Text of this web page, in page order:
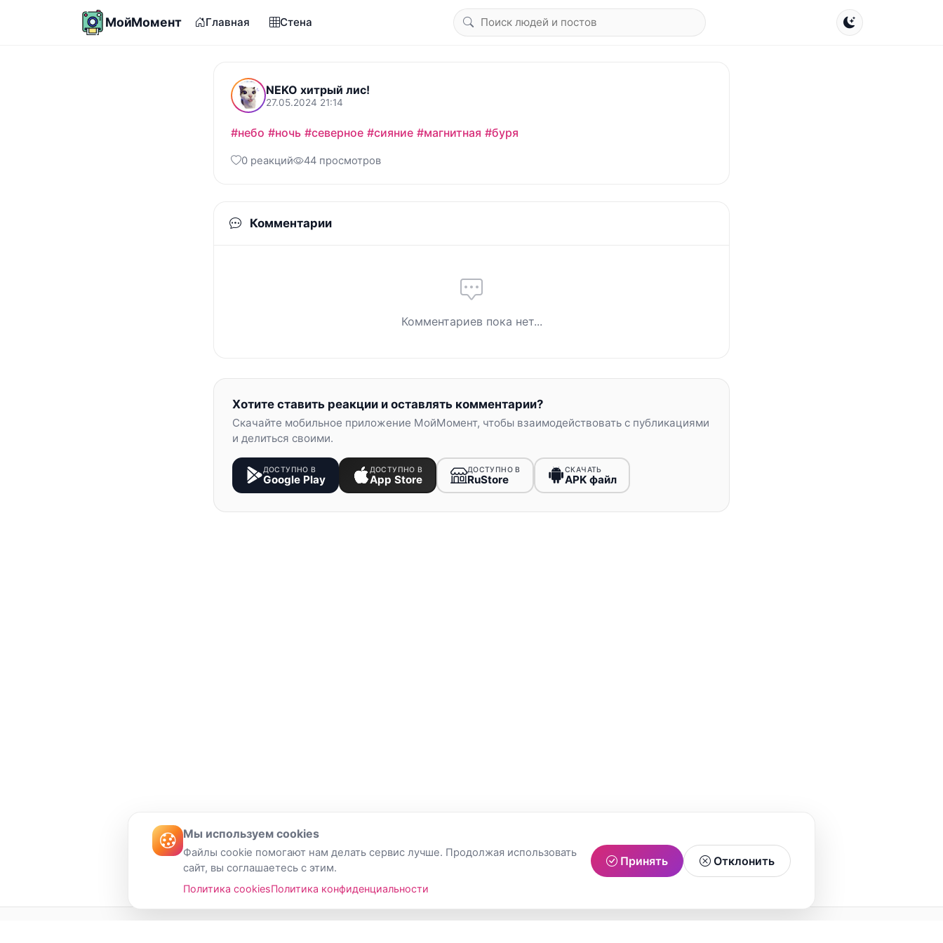
МойМомент Главная Стена
NEKO хитрый лис!
27.05.2024 21:14
#небо #ночь #северное #сияние #магнитная #буря
0 реакций 44 просмотров
Комментарии
Комментариев пока нет...
Хотите ставить реакции и оставлять комментарии?
Скачайте мобильное приложение МойМомент, чтобы взаимодействовать с публикациями
и делиться своими.
ДОСТУПНО В
Google Play
ДОСТУПНО В
App Store
ДОСТУПНО В
RuStore
СКАЧАТЬ
APK файл
Мы используем cookies
Файлы cookie помогают нам делать сервис лучше. Продолжая использовать
сайт, вы соглашаетесь с этим.
Политика cookiesПолитика конфиденциальности
Принять Отклонить